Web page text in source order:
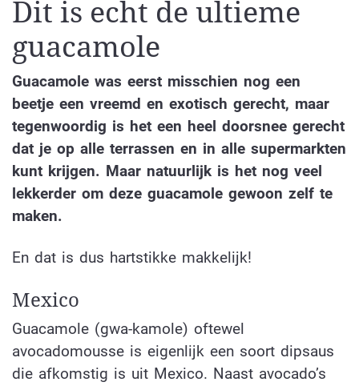
Dit is echt de ultieme
guacamole
Guacamole was eerst misschien nog een
beetje een vreemd en exotisch gerecht, maar
tegenwoordig is het een heel doorsnee gerecht
dat je op alle terrassen en in alle supermarkten
kunt krijgen. Maar natuurlijk is het nog veel
lekkerder om deze guacamole gewoon zelf te
maken.
En dat is dus hartstikke makkelijk!
Mexico
Guacamole (gwa-kamole) oftewel
avocadomousse is eigenlijk een soort dipsaus
die afkomstig is uit Mexico. Naast avocado’s